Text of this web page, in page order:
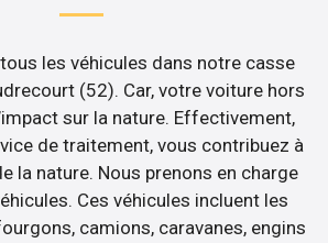
les véhicules dans notre casse
(52). Car, votre voiture hors
sur la nature. Effectivement,
de traitement, vous contribuez à
la nature. Nous prenons en charge
Ces véhicules incluent les
camions, caravanes, engins